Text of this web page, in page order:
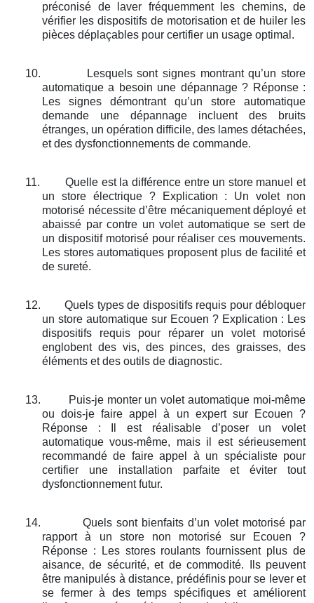
préconisé de laver fréquemment les chemins, de
vérifier les dispositifs de motorisation et de huiler les
pièces déplaçables pour certifier un usage optimal.
10.
Lesquels sont signes montrant qu’un store
automatique a besoin une dépannage ? Réponse :
Les signes démontrant qu’un store automatique
demande une dépannage incluent des bruits
étranges, un opération difficile, des lames détachées,
et des dysfonctionnements de commande.
11.
Quelle est la différence entre un store manuel et
un store électrique ? Explication : Un volet non
motorisé nécessite d’être mécaniquement déployé et
abaissé par contre un volet automatique se sert de
un dispositif motorisé pour réaliser ces mouvements.
Les stores automatiques proposent plus de facilité et
de sureté.
12.
Quels types de dispositifs requis pour débloquer
un store automatique sur Ecouen ? Explication : Les
dispositifs requis pour réparer un volet motorisé
englobent des vis, des pinces, des graisses, des
éléments et des outils de diagnostic.
13.
Puis-je monter un volet automatique moi-même
ou dois-je faire appel à un expert sur Ecouen ?
Réponse : Il est réalisable d’poser un volet
automatique vous-même, mais il est sérieusement
recommandé de faire appel à un spécialiste pour
certifier une installation parfaite et éviter tout
dysfonctionnement futur.
14.
Quels sont bienfaits d’un volet motorisé par
rapport à un store non motorisé sur Ecouen ?
Réponse : Les stores roulants fournissent plus de
aisance, de sécurité, et de commodité. Ils peuvent
être manipulés à distance, prédéfinis pour se lever et
se fermer à des temps spécifiques et améliorent